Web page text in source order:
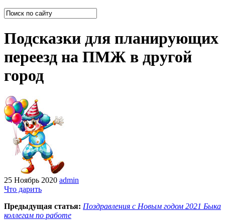
Подсказки для планирующих
переезд на ПМЖ в другой
город
25 Ноябрь 2020 admin
Что дарить
Предыдущая статья: Поздравления с Новым годом 2021 Быка
коллегам по работе